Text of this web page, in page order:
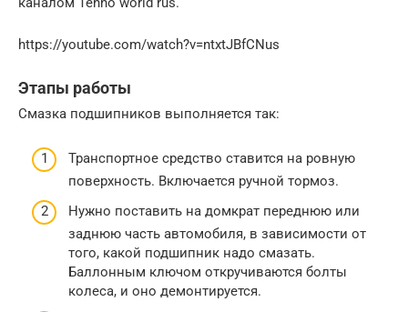
https://youtube.com/watch?v=ntxtJBfCNus
Этапы работы
Смазка подшипников выполняется так:
Транспортное средство ставится на ровную
поверхность. Включается ручной тормоз.
Нужно поставить на домкрат переднюю или
заднюю часть автомобиля, в зависимости от
того, какой подшипник надо смазать.
Баллонным ключом откручиваются болты
колеса, и оно демонтируется.